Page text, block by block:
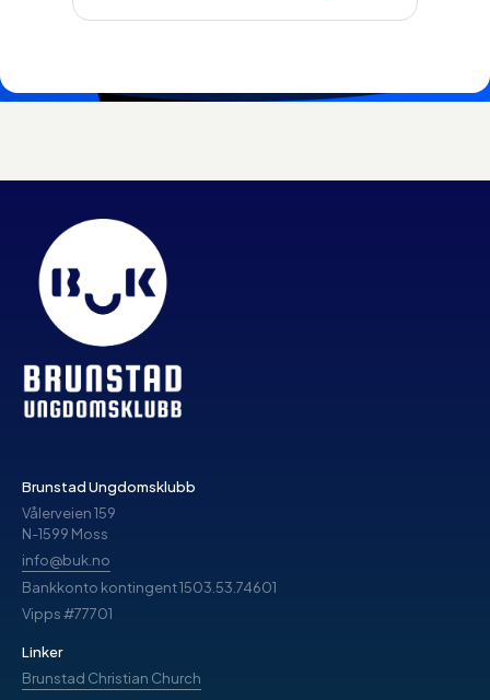
Brunstad Ungdomsklubb
Vålerveien 159
N-1599 Moss
info@buk.no
Bankkonto kontingent 1503.53.74601
Vipps #77701
Linker
Brunstad Christian Church